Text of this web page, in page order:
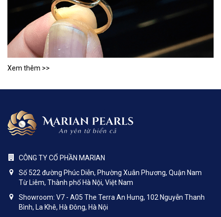
Xem thêm >>
CÔNG TY CỔ PHẦN MARIAN
Số 522 đường Phúc Diễn, Phường Xuân Phương, Quận Nam
Từ Liêm, Thành phố Hà Nội, Việt Nam
Showroom: V7 - A05 The Terra An Hưng, 102 Nguyễn Thanh
Bình, La Khê, Hà Đông, Hà Nội